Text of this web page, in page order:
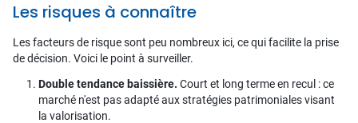
Les risques à connaître
Les facteurs de risque sont peu nombreux ici, ce qui facilite la prise
de décision. Voici le point à surveiller.
Double tendance baissière. Court et long terme en recul : ce
marché n'est pas adapté aux stratégies patrimoniales visant
la valorisation.